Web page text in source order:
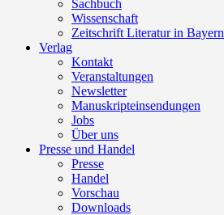
Sachbuch
Wissenschaft
Zeitschrift Literatur in Bayern
Verlag
Kontakt
Veranstaltungen
Newsletter
Manuskripteinsendungen
Jobs
Über uns
Presse und Handel
Presse
Handel
Vorschau
Downloads